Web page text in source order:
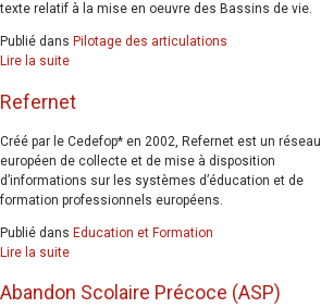
texte relatif à la mise en oeuvre des Bassins de vie.
Publié dans Pilotage des articulations
Lire la suite
Refernet
Créé par le Cedefop* en 2002, Refernet est un réseau
européen de collecte et de mise à disposition
d’informations sur les systèmes d’éducation et de
formation professionnels européens.
Publié dans Education et Formation
Lire la suite
Abandon Scolaire Précoce (ASP)